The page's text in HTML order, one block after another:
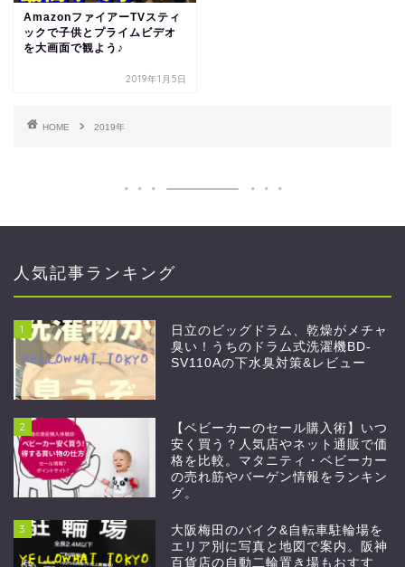
AmazonファイアーTVスティ
ックで子供とプライムビデオ
を大画面で観よう♪
2019年1月5日
HOME 2019年
人気記事ランキング
1
日立のビッグドラム、乾燥がメチャ
臭い！うちのドラム式洗濯機BD-
SV110Aの下水臭対策&レビュー
2
【ベビーカーのセール購入術】いつ
安く買う？人気店やネット通販で価
格を比較。マタニティ・ベビーカー
の売れ筋やバーゲン情報をランキン
グ。
3
大阪梅田のバイク&自転車駐輪場を
エリア別に写真と地図で案内。阪神
百貨店の自動二輪置き場もおすす